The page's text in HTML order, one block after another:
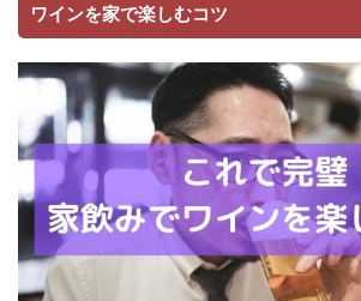
ワインを家で楽しむコツ